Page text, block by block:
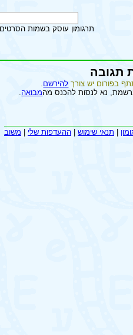
תרגומון עוסק בשמות
תגובה
בפורום יש צורך להירשם.
נא לנסות להכנס מהמבואה.
תנאי שימוש ההעדפות שלי משוב